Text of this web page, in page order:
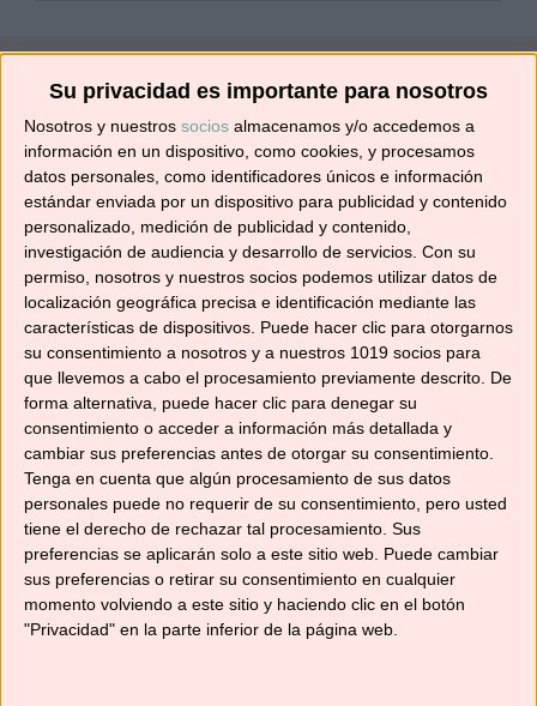
Su privacidad es importante para nosotros
Nosotros y nuestros socios almacenamos y/o accedemos a
información en un dispositivo, como cookies, y procesamos
datos personales, como identificadores únicos e información
estándar enviada por un dispositivo para publicidad y contenido
personalizado, medición de publicidad y contenido,
investigación de audiencia y desarrollo de servicios. Con su
permiso, nosotros y nuestros socios podemos utilizar datos de
localización geográfica precisa e identificación mediante las
características de dispositivos. Puede hacer clic para otorgarnos
su consentimiento a nosotros y a nuestros 1019 socios para
que llevemos a cabo el procesamiento previamente descrito. De
forma alternativa, puede hacer clic para denegar su
consentimiento o acceder a información más detallada y
cambiar sus preferencias antes de otorgar su consentimiento.
Tenga en cuenta que algún procesamiento de sus datos
personales puede no requerir de su consentimiento, pero usted
tiene el derecho de rechazar tal procesamiento. Sus
preferencias se aplicarán solo a este sitio web. Puede cambiar
sus preferencias o retirar su consentimiento en cualquier
momento volviendo a este sitio y haciendo clic en el botón
"Privacidad" en la parte inferior de la página web.
¡SUSCRÍBETE! 🍳🌟
Suscríbete ahora para recibir todas las recetas
en tu correo.
¡No te pierdas ninguna! 👩‍🍳👨‍🍳
Dirección
de
correo
electrónico
Suscribir
YouTube